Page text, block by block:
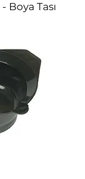
Boya Tası